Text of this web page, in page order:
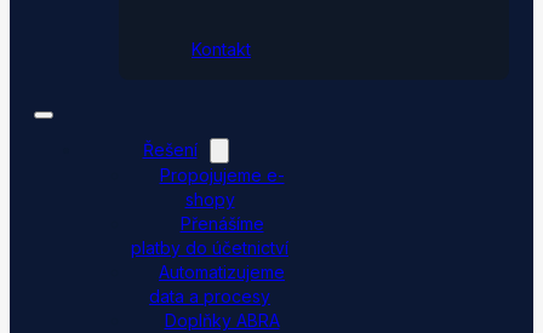
Kontakt
Řešení
Propojujeme e-
shopy
Přenášíme
platby do účetnictví
Automatizujeme
data a procesy
Doplňky ABRA